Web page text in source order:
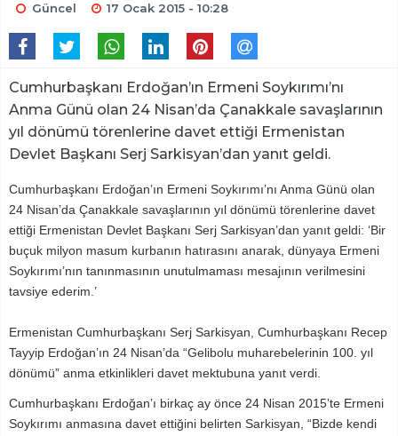
Güncel 17 Ocak 2015 - 10:28
Cumhurbaşkanı Erdoğan’ın Ermeni Soykırımı’nı
Anma Günü olan 24 Nisan’da Çanakkale savaşlarının
yıl dönümü törenlerine davet ettiği Ermenistan
Devlet Başkanı Serj Sarkisyan’dan yanıt geldi.
Cumhurbaşkanı Erdoğan’ın Ermeni Soykırımı’nı Anma Günü olan
24 Nisan’da Çanakkale savaşlarının yıl dönümü törenlerine davet
ettiği Ermenistan Devlet Başkanı Serj Sarkisyan’dan yanıt geldi: ‘Bir
buçuk milyon masum kurbanın hatırasını anarak, dünyaya Ermeni
Soykırımı’nın tanınmasının unutulmaması mesajının verilmesini
tavsiye ederim.’
Ermenistan Cumhurbaşkanı Serj Sarkisyan, Cumhurbaşkanı Recep
Tayyip Erdoğan’ın 24 Nisan’da “Gelibolu muharebelerinin 100. yıl
dönümü” anma etkinlikleri davet mektubuna yanıt verdi.
Cumhurbaşkanı Erdoğan’ı birkaç ay önce 24 Nisan 2015’te Ermeni
Soykırımı anmasına davet ettiğini belirten Sarkisyan, “Bizde kendi